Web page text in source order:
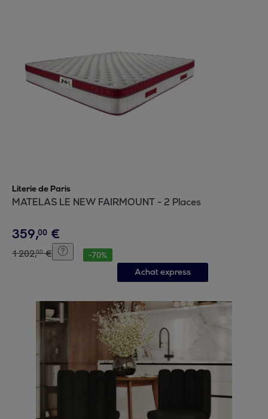
Literie de Paris
MATELAS LE NEW FAIRMOUNT - 2 Places
359,00 €
1202,00 € -70%
Achat express